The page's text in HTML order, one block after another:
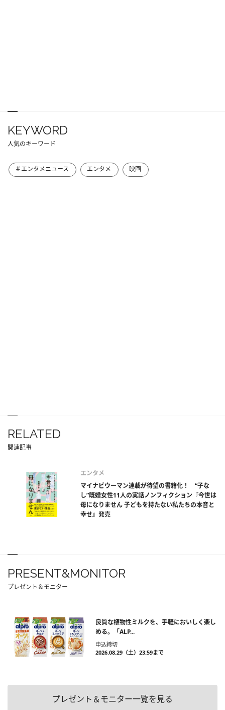
KEYWORD
人気のキーワード
＃エンタメニュース エンタメ 映画
RELATED
関連記事
エンタメ
マイナビウーマン連載が待望の書籍化！ “子な
し”既婚女性11人の実話ノンフィクション『今世は
母になりません 子どもを持たない私たちの本音と
幸せ』発売
PRESENT&MONITOR
プレゼント＆モニター
良質な植物性ミルクを、手軽においしく楽し
める。「ALP...
申込締切
2026.08.29（土）23:59まで
プレゼント＆モニター一覧を見る